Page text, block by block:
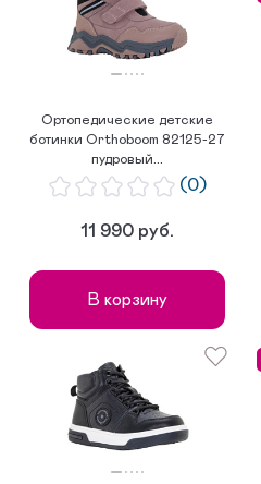
Ортопедические детские
ботинки Orthoboom 82125-27
пудровый...
(0)
11 990 руб.
В корзину